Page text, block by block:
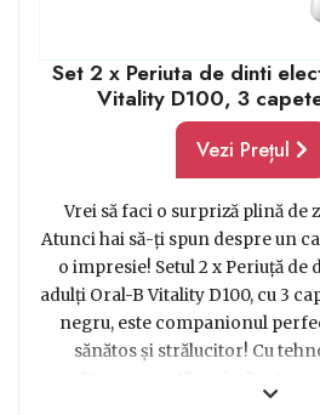
Set 2 x Periuta de dinti
Vitality D100, 3
Vezi Prețul
Vrei să faci o surpriză plină de
Atunci hai să-ți spun despre un
o impresie! Setul 2 x Periuță
adulți Oral-B Vitality D100, cu 3
negru, este companionul
sănătos și strălucitor! Cu
curățare, această periuță este